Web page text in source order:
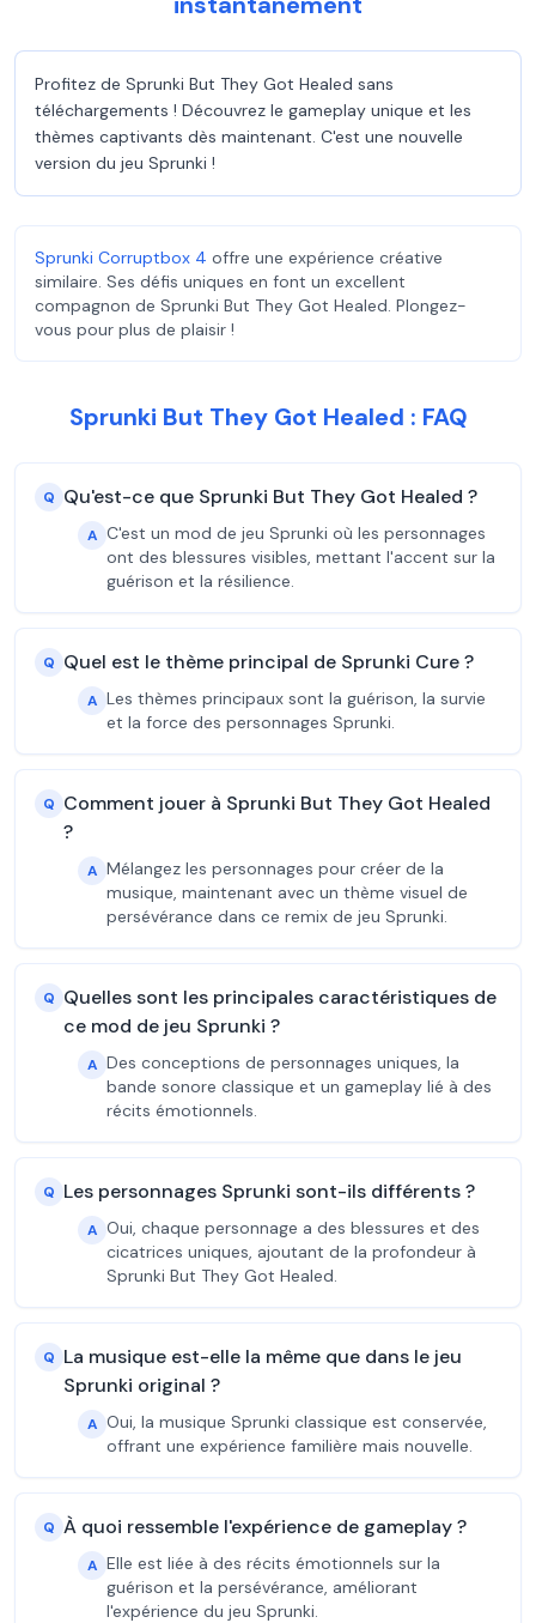
Profitez de Sprunki But They Got Healed sans
téléchargements ! Découvrez le gameplay unique et les
thèmes captivants dès maintenant. C'est une nouvelle
version du jeu Sprunki !
Sprunki Corruptbox 4 offre une expérience créative
similaire. Ses défis uniques en font un excellent
compagnon de Sprunki But They Got Healed. Plongez-
vous pour plus de plaisir !
Sprunki But They Got Healed : FAQ
Q Qu'est-ce que Sprunki But They Got Healed ?
A C'est un mod de jeu Sprunki où les personnages
ont des blessures visibles, mettant l'accent sur la
guérison et la résilience.
Q Quel est le thème principal de Sprunki Cure ?
A Les thèmes principaux sont la guérison, la survie
et la force des personnages Sprunki.
Q Comment jouer à Sprunki But They Got Healed
?
A Mélangez les personnages pour créer de la
musique, maintenant avec un thème visuel de
persévérance dans ce remix de jeu Sprunki.
Q Quelles sont les principales caractéristiques de
ce mod de jeu Sprunki ?
A Des conceptions de personnages uniques, la
bande sonore classique et un gameplay lié à des
récits émotionnels.
Q Les personnages Sprunki sont-ils différents ?
A Oui, chaque personnage a des blessures et des
cicatrices uniques, ajoutant de la profondeur à
Sprunki But They Got Healed.
Q La musique est-elle la même que dans le jeu
Sprunki original ?
A Oui, la musique Sprunki classique est conservée,
offrant une expérience familière mais nouvelle.
Q À quoi ressemble l'expérience de gameplay ?
A Elle est liée à des récits émotionnels sur la
guérison et la persévérance, améliorant
l'expérience du jeu Sprunki.